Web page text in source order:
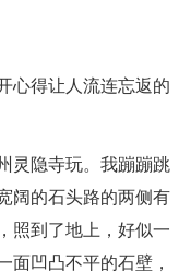
心得让人流连忘返的
灵隐寺玩。我蹦蹦跳
阔的石头路的两侧有
照到了地上，好似一
面凹凸不平的石壁，